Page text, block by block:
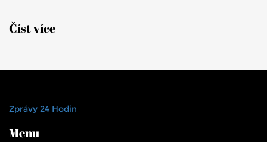
Číst více
Zprávy 24 Hodin
Menu